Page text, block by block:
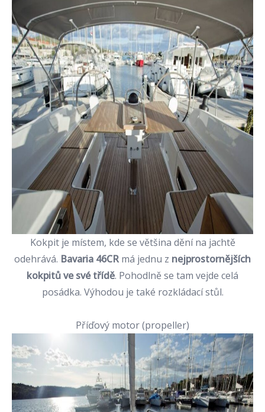
Kokpit je místem, kde se většina dění na jachtě
odehrává. Bavaria 46CRmá jednu z nejprostornějších
kokpitů ve své třídě. Pohodlně se tam vejde celá
posádka. Výhodou je také rozkládací stůl.
Příďový motor (propeller)